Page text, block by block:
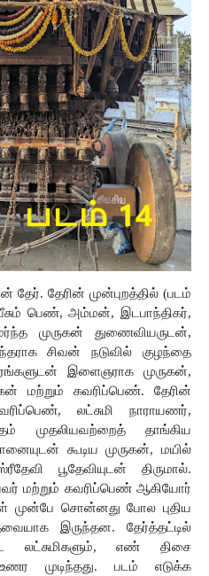
தேர். தேரின் முன்புறத்தில் (படம்
பெண், அம்மன், இடபாந்திகர்,
முருகன் துணைவியருடன்,
சிவன் நடுவில் குழந்தை
இளைஞராக முருகன்,
மற்றும் கவரிப்பெண். தேரின்
லட்சுமி நாராயணர்,
முதலியவற்றைத் தாங்கிய
கூடிய முருகன், மயில்
பூதேவியுடன் திருமால்.
மற்றும் கவரிப்பெண் ஆகியோர்
முன்பே சொன்னது போல புதிய
இருந்தன. தேர்த்தட்டில்
லட்சுமிகளும், எண் திசை
முடிந்தது. படம் எடுக்க